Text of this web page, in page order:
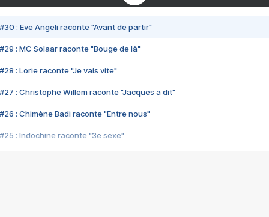
#30 : Eve Angeli raconte "Avant de partir"
#29 : MC Solaar raconte "Bouge de là"
#28 : Lorie raconte "Je vais vite"
#27 : Christophe Willem raconte "Jacques a dit"
#26 : Chimène Badi raconte "Entre nous"
#25 : Indochine raconte "3e sexe"